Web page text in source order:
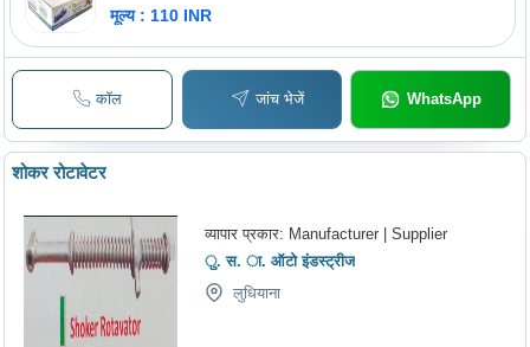
मूल्य : 110 INR
कॉल जांच भेजें WhatsApp
शोकर रोटावेटर
व्यापार प्रकार: Manufacturer | Supplier
ु. स. ा. ऑटो इंडस्ट्रीज
लुधियाना